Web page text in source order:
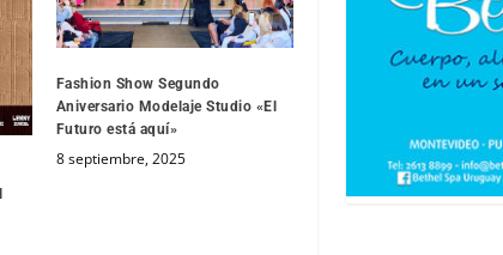
Fashion Show Segundo
Aniversario Modelaje Studio «El
Futuro está aquí»
8 septiembre, 2025